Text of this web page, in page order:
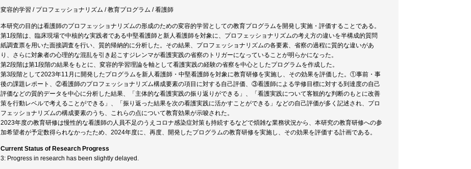
変容的学習 / プロフェッショナリズム / 教育プログラム / 看護師
本研究の目的は看護師のプロフェッショナリズムの形成のための変容的学習としての教育プログラムを開発し実施・評価することである。
第1段階は、臨床現場で中核的な実践者である中堅看護師と新人看護師を対象に、プロフェッショナリズムの考え方の違いを半構成的質問
紙調査票を用いた面接調査を行い、質的帰納的に分析した。その結果、プロフェッショナリズムの各要素、省察の過程に質的な違いがあ
り、さらに対象者の心理的な混乱を引き起こすジレンマが看護実践の省察のトリガーになっていることが明らかになった。
第2段階は第1段階の結果をもとに、変容的学習理論を軸として看護実践の経験の省察を中心としたプログラムを作成した。
第3段階として2023年11月に開発したプログラムを新人看護師・中堅看護師を対象に教育研修を実施し、その効果を評価した。①事前・事
後の課題レポート、②看護師のプロフェッショナリズム構成要素の項目に対する自己評価、③看護師による学修目標に対する到達度の自己
評価などの質的データを中心に分析した結果、「主体的な看護実践の振り返りができる」、「看護実践について客観的な判断のもとに改善
策を行動レベルで考えることができる」、「振り返った結果を次の看護実践に活かすことができる」などの自己評価が多く記述され、プロ
フェッショナリズムの構成要素のうち、これらの点について教育効果が示唆された。
2023年度の教育研修は慢性的な看護師の人員不足のうえコロナ感染症対策も持続するなどで煩雑な業務状況から、本研究の教育研修への参
加希望者が予定数得られなかったため、2024年度に、再度、開発したプログラムの教育研修を実施し、その効果を評価する計画である。
Current Status of Research Progress
3: Progress in research has been slightly delayed.